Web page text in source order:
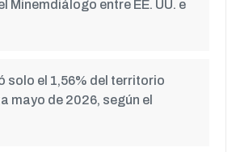
Minemdiálogo entre EE. UU. e
solo el 1,56% del territorio
mayo de 2026, según el